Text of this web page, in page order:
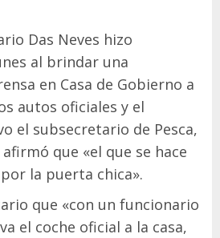
Das Neves hizo
al brindar una
en Casa de Gobierno a
autos oficiales y el
el subsecretario de Pesca,
que «el que se hace
la puerta chica».
que «con un funcionario
el coche oficial a la casa,